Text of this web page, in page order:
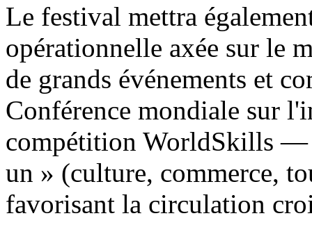
Le festival mettra
opérationnelle axée sur le
de grands événements et
Conférence mondiale sur
compétition WorldSkills —
un » (culture, commerce,
favorisant la circulation